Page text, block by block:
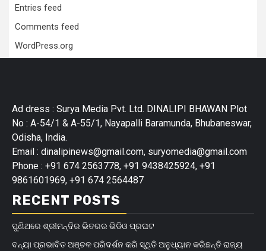
Entries feed
Comments feed
WordPress.org
Ad dress : Surya Media Pvt. Ltd. DINALIPI BHAWAN Plot
No : A-54/1 & A-55/1, Nayapalli Baramunda, Bhubaneswar,
Odisha, India.
Email : dinalipinews@gmail.com, suryomedia@gmail.com
Phone : +91 674 2563778, +91 9438425924, +91
9861601969, +91 674 2564487
RECENT POSTS
ପୁଣିଥରେ ଶ୍ରୀମନ୍ଦିର ଭିତରର ଭିଡିଓ ପ୍ରଘଟ
ବନ୍ୟା ପ୍ରଭାବିତ ଅଞ୍ଚଳ ପରିଦର୍ଶନ କରି ସ୍ଥିତି ଅନୁଧ୍ୟାନ କରିଛନ୍ତି ରାଜ୍ୟ